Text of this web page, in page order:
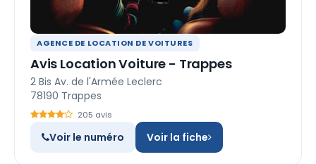
AGENCE DE LOCATION DE VOITURES
Avis Location Voiture - Trappes
2 Bis Av. de l'Armée Leclerc
78190 Trappes
205 avis
Voir le numéro Voir la fiche